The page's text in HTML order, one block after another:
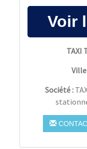
TAXI
Ville
Société :